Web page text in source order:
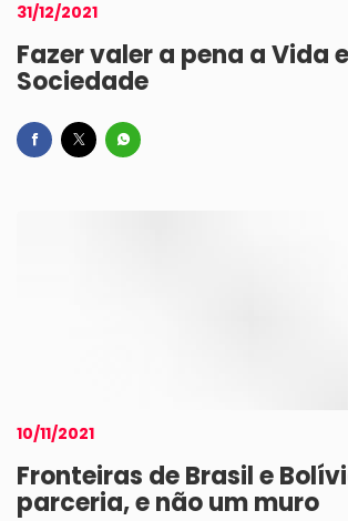
31/12/2021
Fazer valer a pena a Vida
Sociedade
10/11/2021
Fronteiras de Brasil e
parceria, e não um muro